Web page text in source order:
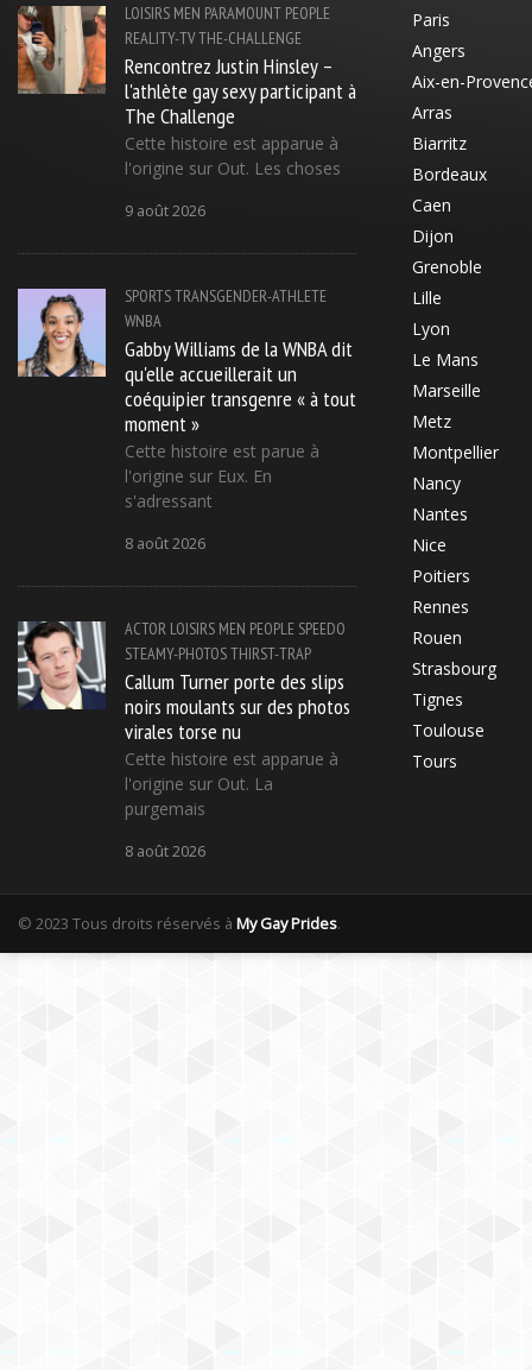
LOISIRS MEN PARAMOUNT PEOPLE
REALITY-TVTHE-CHALLENGE
Rencontrez Justin Hinsley –
l'athlète gay sexy participant à
The Challenge
Cette histoire est apparue à
l'origine sur Out. Les choses
9 août 2026
SPORTSTRANSGENDER-ATHLETE
WNBA
Gabby Williams de la WNBA dit
qu'elle accueillerait un
coéquipier transgenre « à tout
moment »
Cette histoire est parue à
l'origine sur Eux. En
s'adressant
8 août 2026
ACTOR LOISIRS MEN PEOPLE SPEEDO
STEAMY-PHOTOSTHIRST-TRAP
Callum Turner porte des slips
noirs moulants sur des photos
virales torse nu
Cette histoire est apparue à
l'origine sur Out. La
purgemais
8 août 2026
Paris
Angers
Aix-en-
Arras
Biarritz
Bordeaux
Caen
Dijon
Grenoble
Lille
Lyon
Le Mans
Marseille
Metz
Montpellier
Nancy
Nantes
Nice
Poitiers
Rennes
Rouen
Strasbourg
Tignes
Toulouse
Tours
© 2023 Tous droits réservés à My Gay Prides.